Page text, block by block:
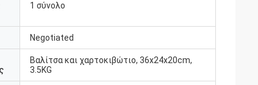
1 σύνολο
Negotiated
Βαλίτσα και χαρτοκιβώτιο, 36x24x20cm,
3.5KG